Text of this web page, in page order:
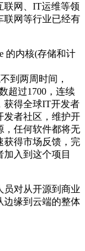
联网、IT运维等领
联网等行业已经有
的内核(存储和计
到两周时间，
超过1700，连续
获得全球IT开发者
发者社区，维护开
，任何软件都将无
获得市场反馈，完
入到这个项目
员对从开源到商业
边缘到云端的整体